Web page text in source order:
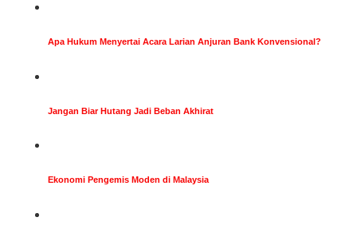
Apa Hukum Menyertai Acara Larian Anjuran Bank Konvensional?
Jangan Biar Hutang Jadi Beban Akhirat
Ekonomi Pengemis Moden di Malaysia